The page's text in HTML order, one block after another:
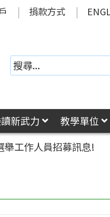
捐款方式
新武力 教學單位
工作人員招募訊息!